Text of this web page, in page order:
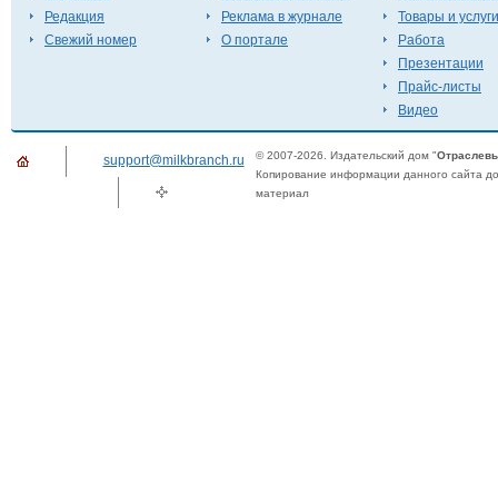
Редакция
Свежий номер
Реклама в журнале
О портале
Товары и услуги
Работа
Презентации
Прайс-листы
Видео
support@milkbranch.ru © 2007-2026. Издательский дом "
Копирование информации данного сайта
материал